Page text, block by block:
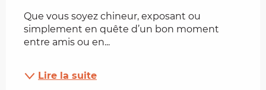
Que vous soyez chineur, exposant ou
simplement en quête d’un bon moment
entre amis ou en...
Lire la suite